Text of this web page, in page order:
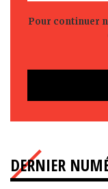
Pour continuer
DERNIER